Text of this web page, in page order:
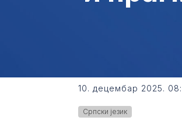
10. децембар 2025.
Српски језик